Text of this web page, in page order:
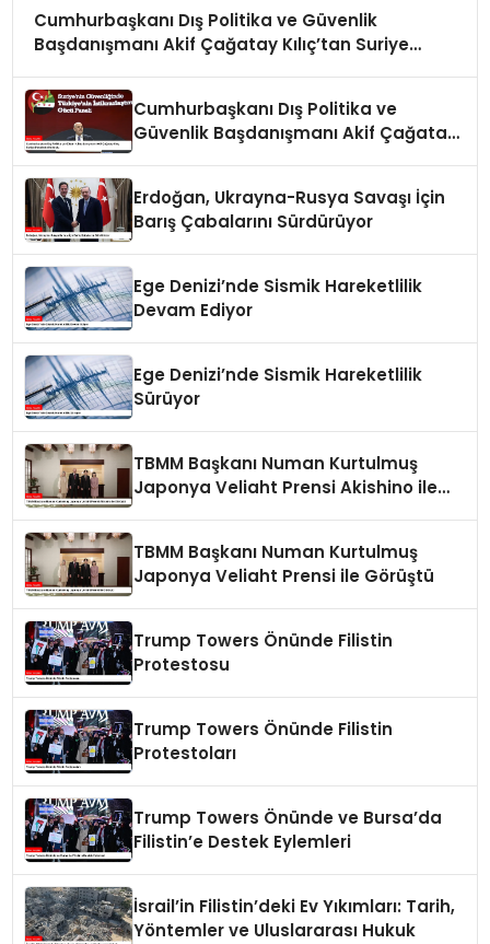
Cumhurbaşkanı Dış Politika ve Güvenlik
Başdanışmanı Akif Çağatay Kılıç’tan Suriye
Cumhurbaşkanı Dış Politika ve
Güvenlik Başdanışmanı Akif Çağatay
Erdoğan, Ukrayna-Rusya Savaşı İçin
Barış Çabalarını Sürdürüyor
Ege Denizi’nde Sismik Hareketlilik
Devam Ediyor
Ege Denizi’nde Sismik Hareketlilik
Sürüyor
TBMM Başkanı Numan Kurtulmuş
Japonya Veliaht Prensi Akishino ile
TBMM Başkanı Numan Kurtulmuş
Japonya Veliaht Prensi ile Görüştü
Trump Towers Önünde Filistin
Protestosu
Trump Towers Önünde Filistin
Protestoları
Trump Towers Önünde ve Bursa’da
Filistin’e Destek Eylemleri
İsrail’in Filistin’deki Ev Yıkımları: Tarih,
Yöntemler ve Uluslararası Hukuk